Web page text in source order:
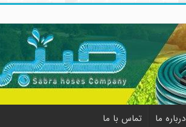
درباره ما تماس با ما